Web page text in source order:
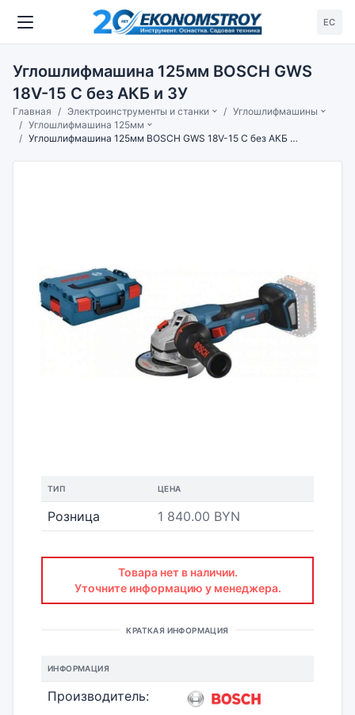
ЕС
Углошлифмашина 125мм BOSCH GWS
18V-15 C без АКБ и ЗУ
Главная Электроинструменты и станки
Углошлифмашины
Углошлифмашина 125мм
Углошлифмашина 125мм BOSCH GWS 18V-15 C без АКБ и ЗУ
ТИП ЦЕНА
Розница 1 840.00 BYN
Товара нет в наличии.
Уточните информацию у менеджера.
КРАТКАЯ ИНФОРМАЦИЯ
ИНФОРМАЦИЯ
Производитель: